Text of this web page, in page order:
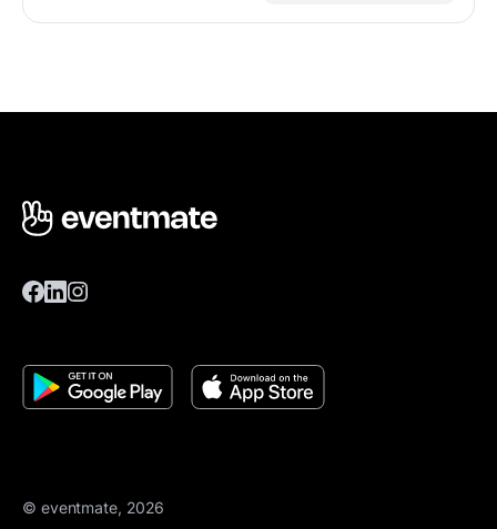
© eventmate, 2026